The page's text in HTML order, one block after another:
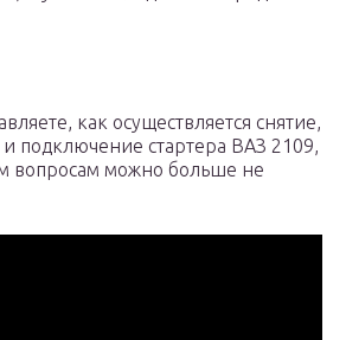
как осуществляется снятие,
и подключение стартера ВАЗ 2109,
вопросам можно больше не